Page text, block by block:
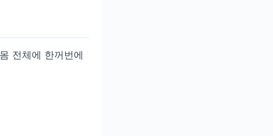
전체에 한꺼번에